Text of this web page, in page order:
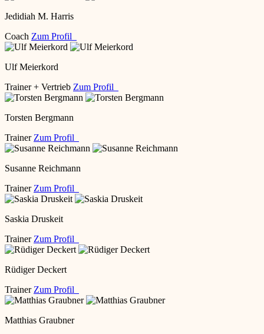
Jedidiah M. Harris
Coach Zum Profil
Ulf Meierkord
Trainer + Vertrieb Zum Profil
Torsten Bergmann
Trainer Zum Profil
Susanne Reichmann
Trainer Zum Profil
Saskia Druskeit
Trainer Zum Profil
Rüdiger Deckert
Trainer Zum Profil
Matthias Graubner